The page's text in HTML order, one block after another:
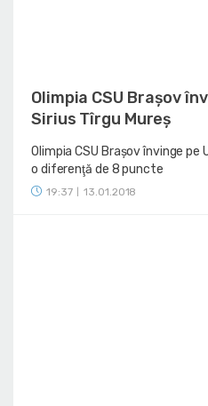
Olimpia CSU Braşov
Sirius Tîrgu Mureș
Olimpia CSU Braşov învinge pe
o diferenţă de 8 puncte
19:37 13.01.2018